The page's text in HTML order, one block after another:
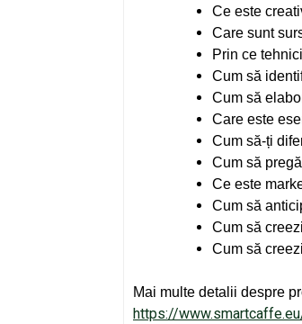
Ce este
Care sunt
Prin ce
Cum să
Cum să
Care este
Cum să-ți
Cum să
Ce este
Cum să
Cum să
Cum să
Mai multe detalii despre
https://